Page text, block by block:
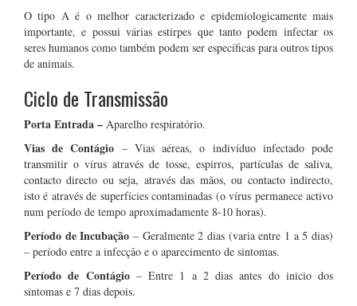
O tipo A é o melhor caracterizado e epidemiologicamente mais
importante, e possui várias estirpes que tanto podem infectar os
seres humanos como também podem ser específicas para outros tipos
de animais.
Ciclo de Transmissão
Porta Entrada – Aparelho respiratório.
Vias de Contágio – Vias aéreas, o indivíduo infectado pode
transmitir o vírus através de tosse, espirros, partículas de saliva,
contacto directo ou seja, através das mãos, ou contacto indirecto,
isto é através de superfícies contaminadas (o vírus permanece activo
num período de tempo aproximadamente 8-10 horas).
Período de Incubação – Geralmente 2 dias (varia entre 1 a 5 dias)
– período entre a infecção e o aparecimento de sintomas.
Período de Contágio– Entre 1 a 2 dias antes do inicio dos
sintomas e 7 dias depois.